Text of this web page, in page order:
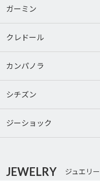
ガーミン
クレドール
カンパノラ
シチズン
ジーショック
JEWELRY ジュエリー